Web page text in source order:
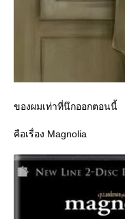
ของผมเท่าที่นึกออกตอนนี้
คือเรื่อง Magnolia